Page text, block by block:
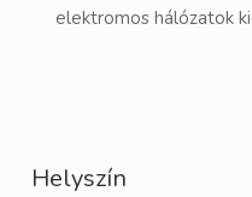
elektromos hálózatok
Helyszín